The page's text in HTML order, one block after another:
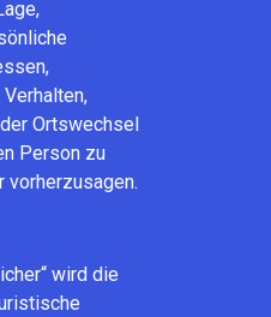
Ortswechsel
Person zu
vorherzusagen.
wird die